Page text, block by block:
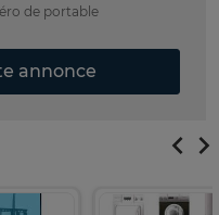
de portable
annonce